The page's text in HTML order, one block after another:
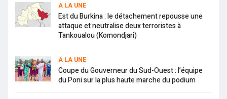
A LA UNE
Est du Burkina : le détachement repousse une
attaque et neutralise deux terroristes à
Tankoualou (Komondjari)
A LA UNE
Coupe du Gouverneur du Sud-Ouest : l’équipe
du Poni sur la plus haute marche du podium